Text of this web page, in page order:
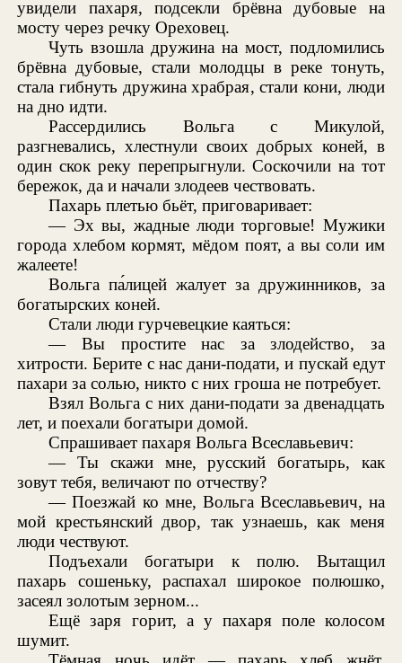
увидели пахаря, подсекли брёвна дубовые на
мосту через речку Ореховец.
Чуть взошла дружина на мост, подломились
брёвна дубовые, стали молодцы в реке тонуть,
стала гибнуть дружина храбрая, стали кони, люди
на дно идти.
Рассердились Вольга с Микулой,
разгневались, хлестнули своих добрых коней, в
один скок реку перепрыгнули. Соскочили на тот
бережок, да и начали злодеев чествовать.
Пахарь плетью бьёт, приговаривает:
— Эх вы, жадные люди торговые! Мужики
города хлебом кормят, мёдом поят, а вы соли им
жалеете!
Вольга па́лицей жалует за дружинников, за
богатырских коней.
Стали люди гурчевецкие каяться:
— Вы простите нас за злодейство, за
хитрости. Берите с нас дани-подати, и пускай едут
пахари за солью, никто с них гроша не потребует.
Взял Вольга с них дани-подати за двенадцать
лет, и поехали богатыри домой.
Спрашивает пахаря Вольга Всеславьевич:
— Ты скажи мне, русский богатырь, как
зовут тебя, величают по отчеству?
— Поезжай ко мне, Вольга Всеславьевич, на
мой крестьянский двор, так узнаешь, как меня
люди чествуют.
Подъехали богатыри к полю. Вытащил
пахарь сошеньку, распахал широкое полюшко,
засеял золотым зерном...
Ещё заря горит, а у пахаря поле колосом
шумит.